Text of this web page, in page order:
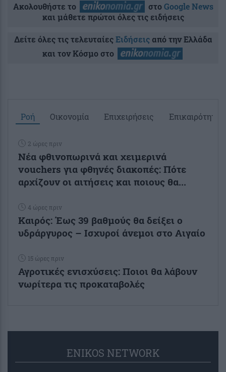
Ακολουθήστε το στοGoogle News
και μάθετε πρώτοι όλες τις ειδήσεις
Δείτε όλες τις τελευταίεςΕιδήσειςαπό την Ελλάδα
και τον Κόσμο στο
Ροή Οικονομία Επιχειρήσεις Επικαιρότητα
2 ώρες πριν
Νέα φθινοπωρινά και χειμερινά
vouchers για φθηνές διακοπές: Πότε
αρχίζουν οι αιτήσεις και ποιους θα...
4 ώρες πριν
Καιρός: Έως 39 βαθμούς θα δείξει ο
υδράργυρος – Ισχυροί άνεμοι στο Αιγαίο
15 ώρες πριν
Αγροτικές ενισχύσεις: Ποιοι θα λάβουν
νωρίτερα τις προκαταβολές
ENIKOS NETWORK